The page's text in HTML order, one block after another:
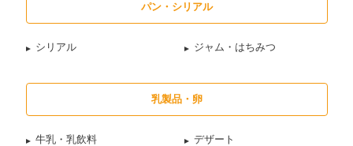
パン・シリアル
シリアル ジャム・はちみつ
乳製品・卵
牛乳・乳飲料
デザート